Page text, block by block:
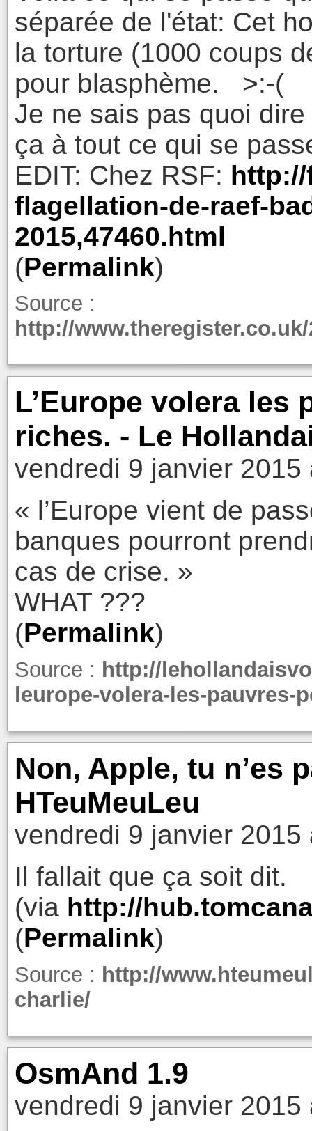
séparée de l'état: Cet
la torture (1000 coups
pour blasphème. >:-(
Je ne sais pas quoi
ça à tout ce qui se
EDIT: Chez RSF:
flagellation-de-raef-
2015,47460.html
(Permalink)
Source :
http://
L’Europe volera les
riches. - Le
vendredi 9 janvier 2015
« l’Europe vient de
banques pourront
cas de crise. »
WHAT ???
(Permalink)
Source : http://
leurope-volera-les-pauvres-
Non, Apple, tu n’es
HTeuMeuLeu
vendredi 9 janvier 2015
Il fallait que ça soit dit.
(via http://
(Permalink)
Source : http://
charlie/
OsmAnd 1.9
vendredi 9 janvier 2015